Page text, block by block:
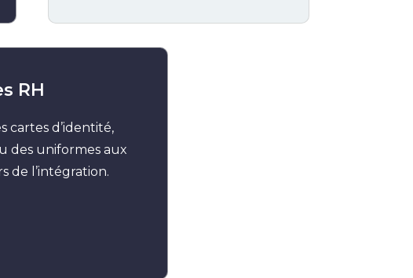
RH
cartes d’identité,
des uniformes aux
de l’intégration.